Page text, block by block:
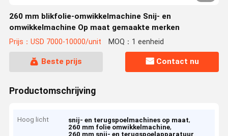
260 mm blikfolie-omwikkelmachine Snij- en
omwikkelmachine Op maat gemaakte merken
Prijs：USD 7000-10000/unit MOQ：1 eenheid
Beste prijs Contact nu
Productomschrijving
Hoog licht snij- en terugspoelmachines op maat,
260 mm folie omwikkelmachine,
260 mm snij- en terugspoelapparatuur